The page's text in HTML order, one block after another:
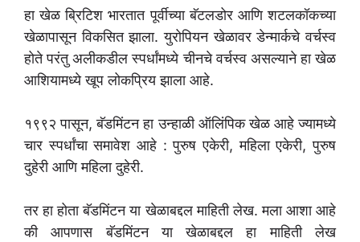
हा खेळ ब्रिटिश भारतात पूर्वीच्या बॅटलडोर आणि शटलकॉकच्या
खेळापासून विकसित झाला. युरोपियन खेळावर डेन्मार्कचे वर्चस्व
होते परंतु अलीकडील स्पर्धांमध्ये चीनचे वर्चस्व असल्याने हा खेळ
आशियामध्ये खूप लोकप्रिय झाला आहे.
१९९२ पासून, बॅडमिंटन हा उन्हाळी ऑलिंपिक खेळ आहे ज्यामध्ये
चार स्पर्धांचा समावेश आहे : पुरुष एकेरी, महिला एकेरी, पुरुष
दुहेरी आणि महिला दुहेरी.
तर हा होता बॅडमिंटन या खेळाबद्दल माहिती लेख. मला आशा आहे
की आपणास बॅडमिंटन या खेळाबद्दल हा माहिती लेख